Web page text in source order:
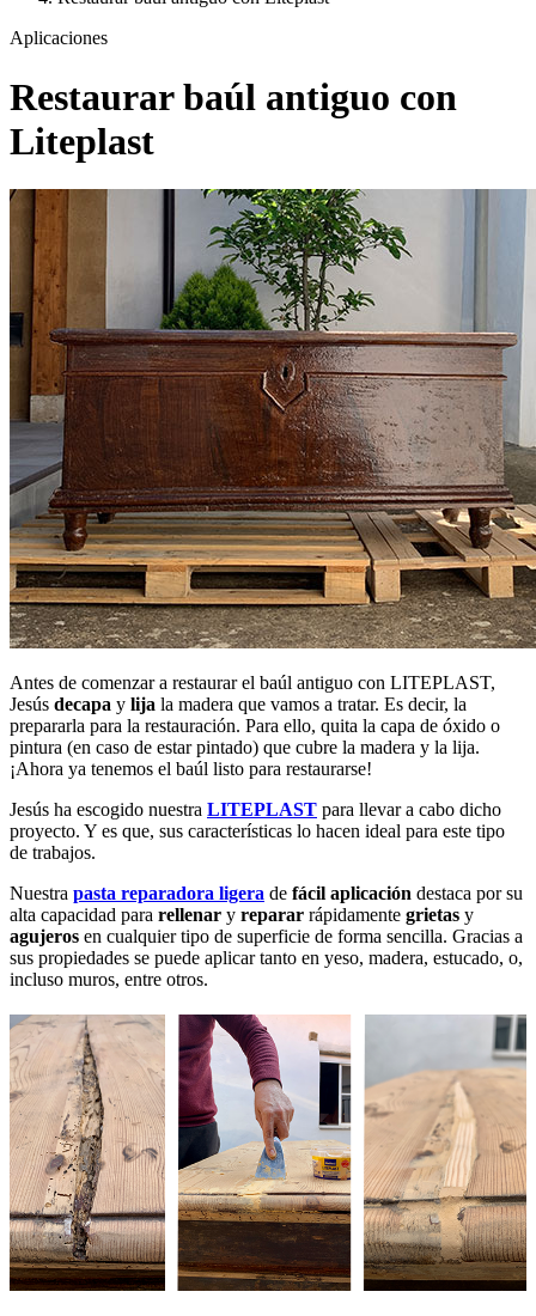
Aplicaciones
Restaurar baúl antiguo con
Liteplast
Antes de comenzar a restaurar el baúl antiguo con LITEPLAST,
Jesús decapa y lija la madera que vamos a tratar. Es decir, la
prepararla para la restauración. Para ello, quita la capa de óxido o
pintura (en caso de estar pintado) que cubre la madera y la lija.
¡Ahora ya tenemos el baúl listo para restaurarse!
Jesús ha escogido nuestra LITEPLAST para llevar a cabo dicho
proyecto. Y es que, sus características lo hacen ideal para este tipo
de trabajos.
Nuestra pasta reparadora ligera de fácil aplicación destaca por su
alta capacidad para rellenar y reparar rápidamente grietas y
agujeros en cualquier tipo de superficie de forma sencilla. Gracias a
sus propiedades se puede aplicar tanto en yeso, madera, estucado, o,
incluso muros, entre otros.